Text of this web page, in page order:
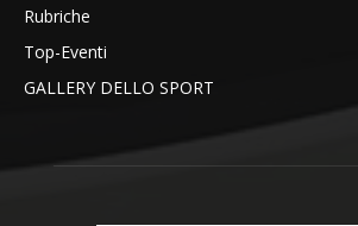
Rubriche
Top-Eventi
GALLERY DELLO SPORT